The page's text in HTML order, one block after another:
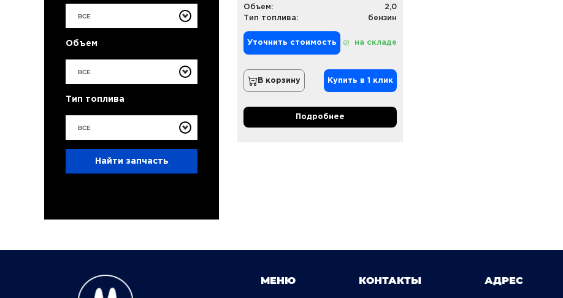
ВСЕ
Объем
ВСЕ
Тип топлива
ВСЕ
Найти запчасть
Объем:
2,0
Тип топлива:
бензин
Уточнить стоимость на складе
В корзину Купить в 1 клик
Подробнее
МЕНЮ КОНТАКТЫ АДРЕС